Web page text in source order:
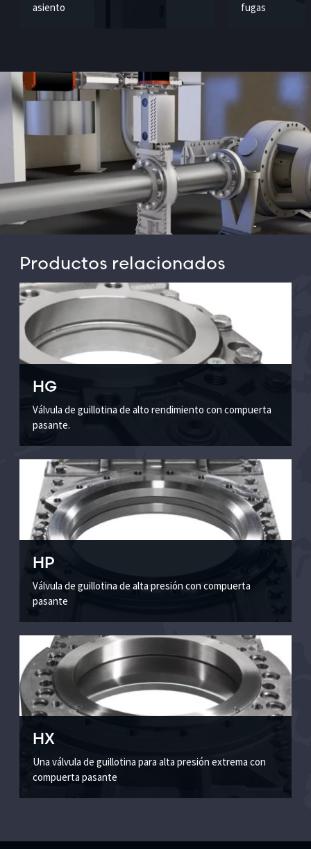
asiento
fugas
Productos relacionados
HG
Válvula de guillotina de alto rendimiento con compuerta
pasante.
HP
Válvula de guillotina de alta presión con compuerta
pasante
HX
Una válvula de guillotina para alta presión extrema con
compuerta pasante